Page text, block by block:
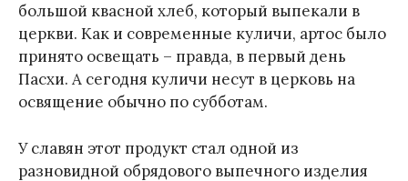
большой квасной хлеб, который выпекали в
церкви. Как и современные куличи, артос было
принято освещать – правда, в первый день
Пасхи. А сегодня куличи несут в церковь на
освящение обычно по субботам.
У славян этот продукт стал одной из
разновидной обрядового выпечного изделия